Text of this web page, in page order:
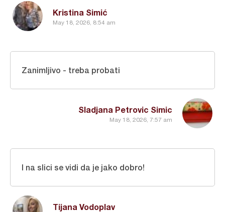
Kristina Simić
May 18, 2026, 8:54 am
Sladjana Petrovic Simic
May 18, 2026, 7:57 am
Zanimljivo - treba probati
Tijana Vodoplav
I na slici se vidi da je jako dobro!